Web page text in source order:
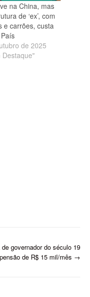
na China, mas
de ‘ex’, com
e carrões, custa
de 2025
Destaque"
de governador do século 19
de R$ 15 mil/mês →